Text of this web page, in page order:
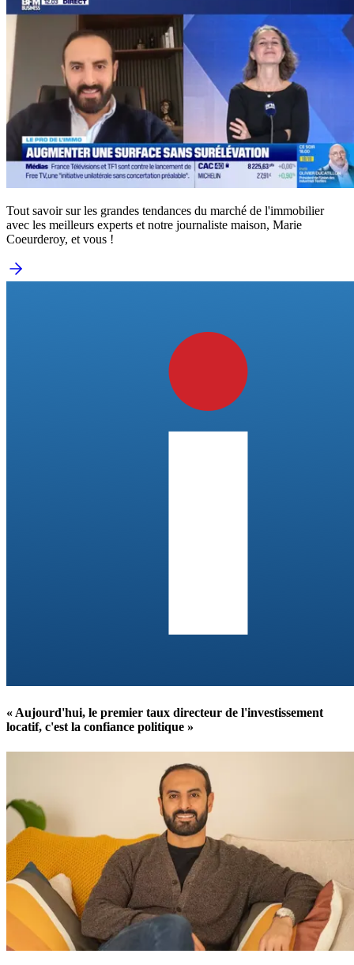
Tout savoir sur les grandes tendances du marché de l'immobilier
avec les meilleurs experts et notre journaliste maison, Marie
Coeurderoy, et vous !
« Aujourd'hui, le premier taux directeur de l'investissement
locatif, c'est la confiance politique »